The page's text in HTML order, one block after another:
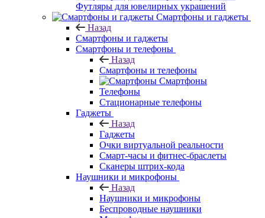
Футляры для ювелирных украшений
Смартфоны и гаджеты
Назад
Смартфоны и гаджеты
Смартфоны и телефоны
Назад
Смартфоны и телефоны
Смартфоны
Телефоны
Стационарные телефоны
Гаджеты
Назад
Гаджеты
Очки виртуальной реальности
Смарт-часы и фитнес-браслеты
Сканеры штрих-кода
Наушники и микрофоны
Назад
Наушники и микрофоны
Беспроводные наушники